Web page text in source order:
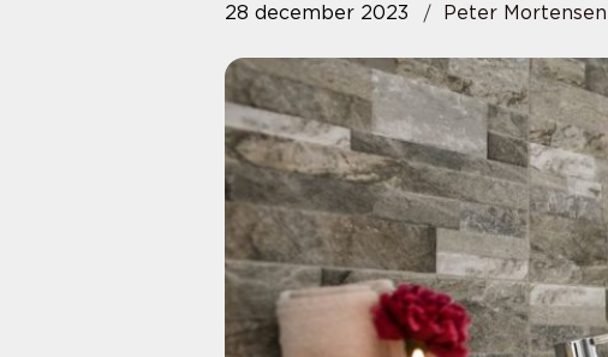
28 december 2023 Peter Mortensen